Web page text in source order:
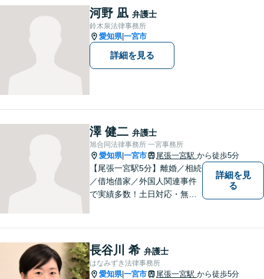
ラブル（相続、遺言等）・犯
罪被害者対応を主に取り扱っ
ております
河野 凪 弁護士
鈴木泉法律事務所
愛知県|一宮市
詳細を見る
澤 健二 弁護士
旭合同法律事務所 一宮事務所
愛知県|一宮市 尾張一宮駅 から徒歩5分
【尾張一宮駅5分】離婚／相続
／借地借家／外国人関連事件
で実績多数！土日対応・無料
す。お気軽にご相談を！【著
書多数】【法テラス可】
詳細を見
る
長谷川 希 弁護士
はなみずき法律事務所
愛知県|一宮市 尾張一宮駅 から徒歩5分